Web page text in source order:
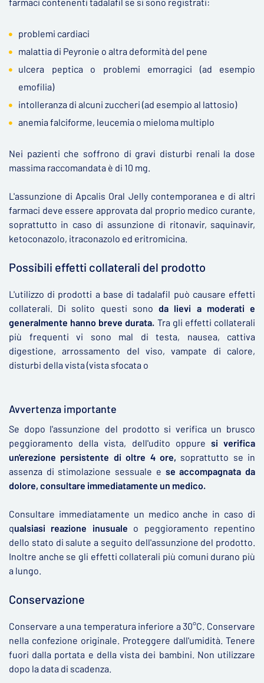
problemi cardiaci
malattia di Peyronie o altra deformità del pene
ulcera peptica o problemi emorragici (ad esempio
emofilia)
intolleranza di alcuni zuccheri (ad esempio al lattosio)
anemia falciforme, leucemia o mieloma multiplo
Nei pazienti che soffrono di gravi disturbi renali la dose
massima raccomandata è di 10 mg.
L'assunzione di Apcalis Oral Jelly contemporanea e di altri
farmaci deve essere approvata dal proprio medico curante,
soprattutto in caso di assunzione di ritonavir, saquinavir,
ketoconazolo, itraconazolo ed eritromicina.
Possibili effetti collaterali del prodotto
L'utilizzo di prodotti a base di tadalafil può causare effetti
collaterali. Di solito questi sonoda lievi a moderati e
generalmente hanno breve durata. Tra gli effetti collaterali
più frequenti vi sono mal di testa, nausea, cattiva
digestione, arrossamento del viso, vampate di calore,
disturbi della vista (vista sfocata o
Avvertenza importante
Se dopo l'assunzione del prodotto si verifica un brusco
peggioramento della vista, dell'udito oppure si verifica
un'erezione persistente di oltre 4 ore, soprattutto se in
assenza di stimolazione sessuale e se accompagnata da
dolore, consultare immediatamente un medico.
Consultare immediatamente un medico anche in caso di
qualsiasi reazione inusuale o peggioramento repentino
dello stato di salute a seguito dell'assunzione del prodotto.
Inoltre anche se gli effetti collaterali più comuni durano più
a lungo.
Conservazione
Conservare a una temperatura inferiore a 30°C. Conservare
nella confezione originale. Proteggere dall'umidità. Tenere
fuori dalla portata e della vista dei bambini. Non utilizzare
dopo la data di scadenza.